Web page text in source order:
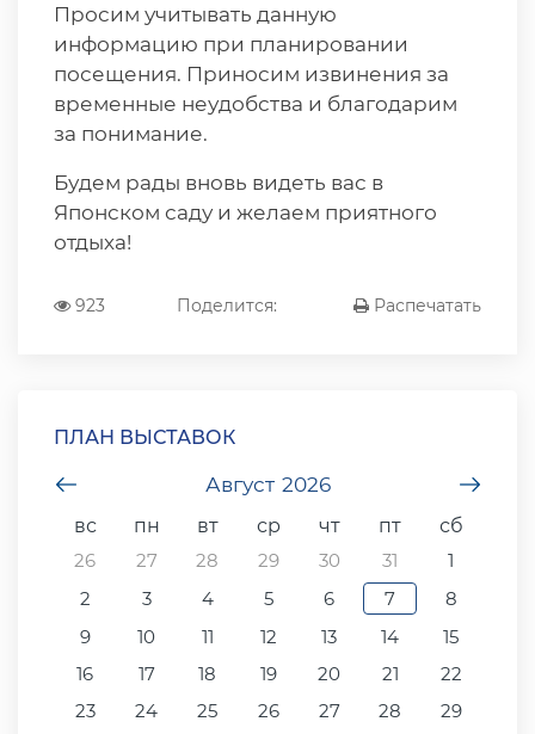
Просим учитывать данную
информацию при планировании
посещения. Приносим извинения за
временные неудобства и благодарим
за понимание.
Будем рады вновь видеть вас в
Японском саду и желаем приятного
отдыха!
923 Поделится: Распечатать
ПЛАН ВЫСТАВОК
Август 2026
вс
пн вт ср чт пт
сб
26
27 28 29 30 31
1
2
3 4 5 6 7
8
9
10 11 12 13 14
15
16
17 18 19 20 21
22
23
24 25 26 27 28
29